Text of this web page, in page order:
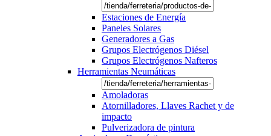
Estaciones de Energía
Paneles Solares
Generadores a Gas
Grupos Electrógenos Diésel
Grupos Electrógenos Nafteros
Herramientas Neumáticas
Amoladoras
Atornilladores, Llaves Rachet y de
impacto
Pulverizadora de pintura